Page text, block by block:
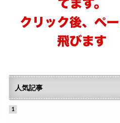
人気記事